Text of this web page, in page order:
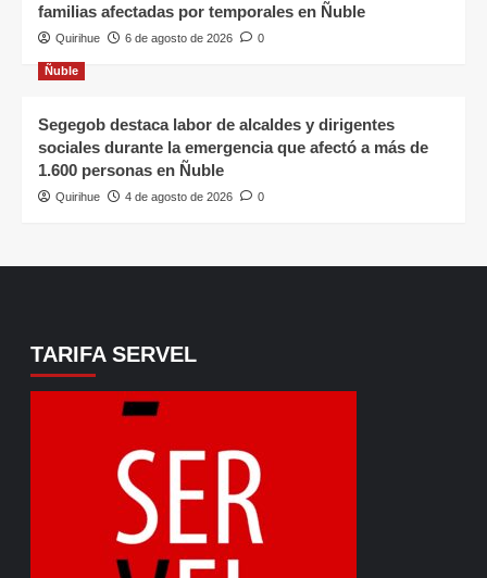
familias afectadas por temporales en Ñuble
Quirihue 6 de agosto de 2026 0
Ñuble
Segegob destaca labor de alcaldes y dirigentes
sociales durante la emergencia que afectó a más de
1.600 personas en Ñuble
Quirihue 4 de agosto de 2026 0
TARIFA SERVEL